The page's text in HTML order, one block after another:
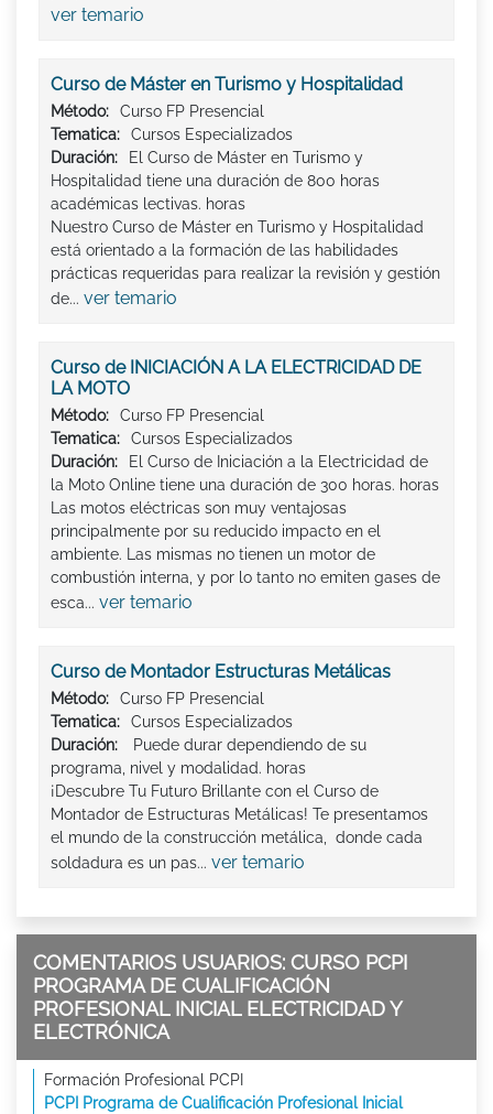
ver temario
Curso de Máster en Turismo y Hospitalidad
Método:
Curso FP Presencial
Tematica:
Cursos Especializados
Duración:
El Curso de Máster en Turismo y
Hospitalidad tiene una duración de 800 horas
académicas lectivas. horas
Nuestro Curso de Máster en Turismo y Hospitalidad
está orientado a la formación de las habilidades
prácticas requeridas para realizar la revisión y gestión
de... ver temario
Curso de INICIACIÓN A LA ELECTRICIDAD DE
LA MOTO
Método:
Curso FP Presencial
Tematica:
Cursos Especializados
Duración:
El Curso de Iniciación a la Electricidad de
la Moto Online tiene una duración de 300 horas. horas
Las motos eléctricas son muy ventajosas
principalmente por su reducido impacto en el
ambiente. Las mismas no tienen un motor de
combustión interna, y por lo tanto no emiten gases de
esca... ver temario
Curso de Montador Estructuras Metálicas
Método:
Curso FP Presencial
Tematica:
Cursos Especializados
Duración:
Puede durar dependiendo de su
programa, nivel y modalidad. horas
¡Descubre Tu Futuro Brillante con el Curso de
Montador de Estructuras Metálicas! Te presentamos
el mundo de la construcción metálica, donde cada
soldadura es un pas... ver temario
COMENTARIOS USUARIOS: CURSO PCPI
PROGRAMA DE CUALIFICACIÓN
PROFESIONAL INICIAL ELECTRICIDAD Y
ELECTRÓNICA
Formación Profesional PCPI
PCPI Programa de Cualificación Profesional Inicial